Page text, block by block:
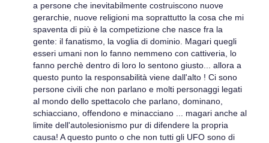
a persone che inevitabilmente costruiscono nuove
gerarchie, nuove religioni ma soprattutto la cosa che mi
spaventa di più è la competizione che nasce fra la
gente: il fanatismo, la voglia di dominio. Magari quegli
esseri umani non lo fanno nemmeno con cattiveria, lo
fanno perchè dentro di loro lo sentono giusto... allora a
questo punto la responsabilità viene dall'alto ! Ci sono
persone civili che non parlano e molti personaggi legati
al mondo dello spettacolo che parlano, dominano,
schiacciano, offendono e minacciano ... magari anche al
limite dell'autolesionismo pur di difendere la propria
causa! A questo punto o che non tutti gli UFO sono di